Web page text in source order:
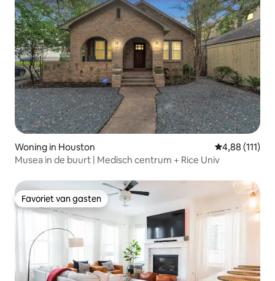
Woning in Houston Gemiddelde
4,88 (111)
Musea in de buurt | Medisch centrum + Rice Univ
Favoriet van gasten
Favoriet van gasten